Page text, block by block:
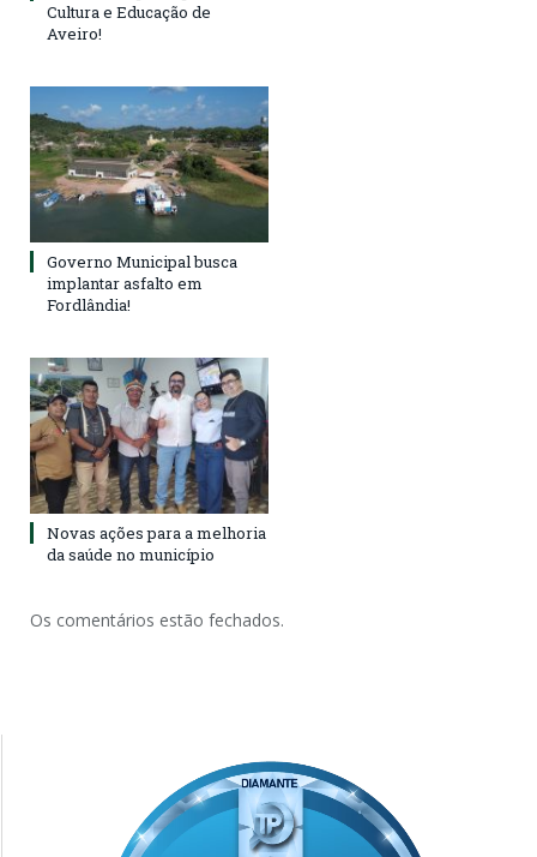
Cultura e Educação de
Aveiro!
Governo Municipal busca
implantar asfalto em
Fordlândia!
Novas ações para a melhoria
da saúde no município
Os comentários estão fechados.